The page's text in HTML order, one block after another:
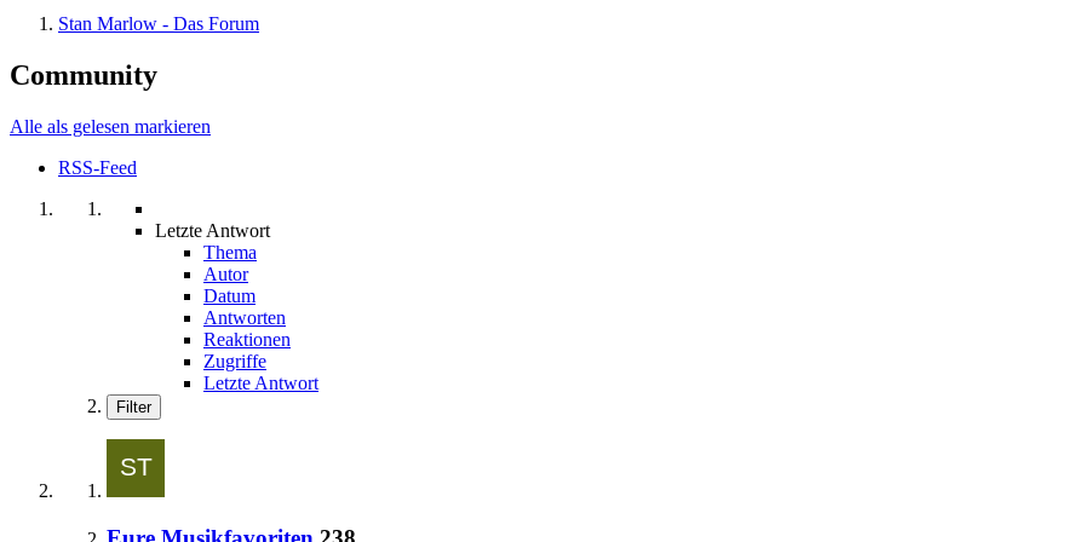
Stan Marlow - Das Forum
Community
Alle als gelesen markieren
RSS-Feed
Letzte Antwort
Thema
Autor
Datum
Antworten
Reaktionen
Zugriffe
Letzte Antwort
Filter